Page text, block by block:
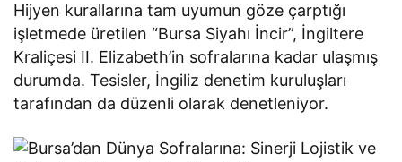
Hijyen kurallarına tam uyumun göze çarptığı
işletmede üretilen “Bursa Siyahı İncir”, İngiltere
Kraliçesi II. Elizabeth’in sofralarına kadar ulaşmış
durumda. Tesisler, İngiliz denetim kuruluşları
tarafından da düzenli olarak denetleniyor.